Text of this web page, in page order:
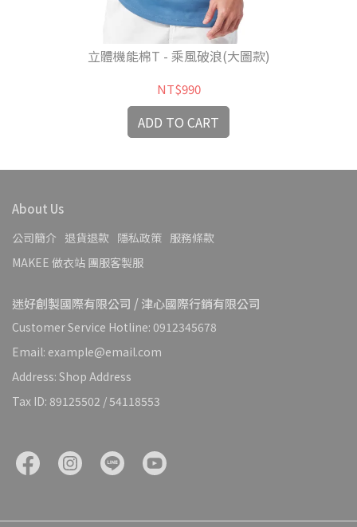
立體機能棉T - 乘風破浪(大圖款)
NT$990
ADD TO CART
About Us
公司簡介 退貨退款 隱私政策 服務條款
MAKEE 做衣站 團服客製服
迷好創製國際有限公司 / 津心國際行銷有限公司
Customer Service Hotline: 0912345678
Email: example@email.com
Address: Shop Address
Tax ID: 89125502 / 54118553